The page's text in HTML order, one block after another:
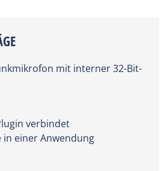
mit interner 32-Bit-
verbindet
in einer Anwendung